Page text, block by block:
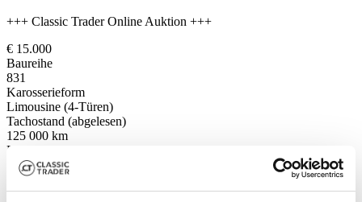
+++ Classic Trader Online Auktion +++
€ 15.000
Baureihe
831
Karosserieform
Limousine (4-Türen)
Tachostand (abgelesen)
125 000 km
Leistung (kW/PS)
130 / 177
Fahrzeug ansehen
Inserat